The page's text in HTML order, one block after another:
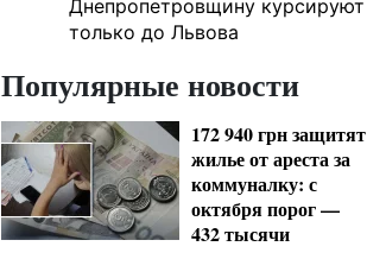
Днепропетровщину курсируют
только до Львова
Популярные новости
172 940 грн защитят
жилье от ареста за
коммуналку: с
октября порог —
432 тысячи